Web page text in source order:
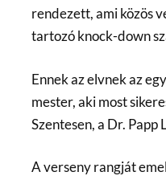
rendezett, ami közös
tartozó knock-down
Ennek az elvnek az
mester, aki most
Szentesen, a Dr. Papp
A verseny rangját